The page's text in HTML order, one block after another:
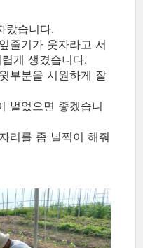
랐습니다.
줄기가 웃자라고 서
게 생겼습니다.
부분을 시원하게 잘
벌었으면 좋겠습니
리를 좀 널찍이 해줘